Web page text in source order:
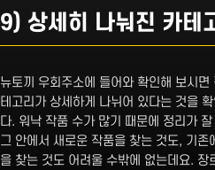
9) 상세히 나눠진 카테
뉴토끼 우회주소에 들어와 확인해 보시면
테고리가 상세하게 나뉘어 있다는 것을
다. 워낙 작품 수가 많기 때문에 정리가
그 안에서 새로운 작품을 찾는 것도, 기존
을 찾는 것도 어려울 수밖에 없는데요. 장